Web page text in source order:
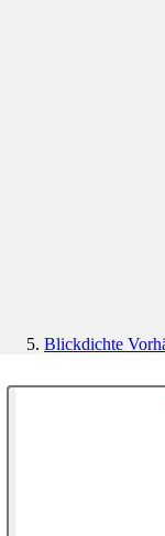
Blickdichte